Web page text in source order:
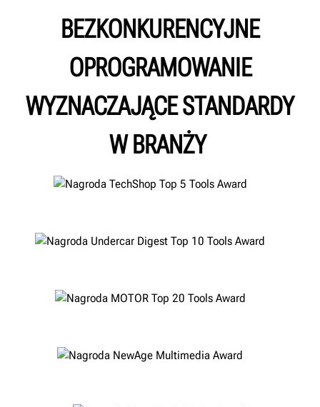
BEZKONKURENCYJNE
OPROGRAMOWANIE
WYZNACZAJĄCE STANDARDY
W BRANŻY